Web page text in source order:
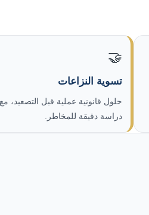
🤝
تسوية النزاعات
حلول قانونية عملية قبل التصعيد، مع
دراسة دقيقة للمخاطر.